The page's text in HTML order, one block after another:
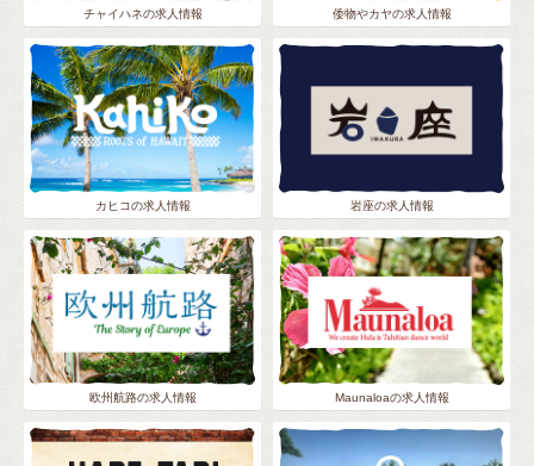
チャイハネの求人情報 倭物やカヤの求人情報
カヒコの求人情報 岩座の求人情報
欧州航路の求人情報 Maunaloaの求人情報